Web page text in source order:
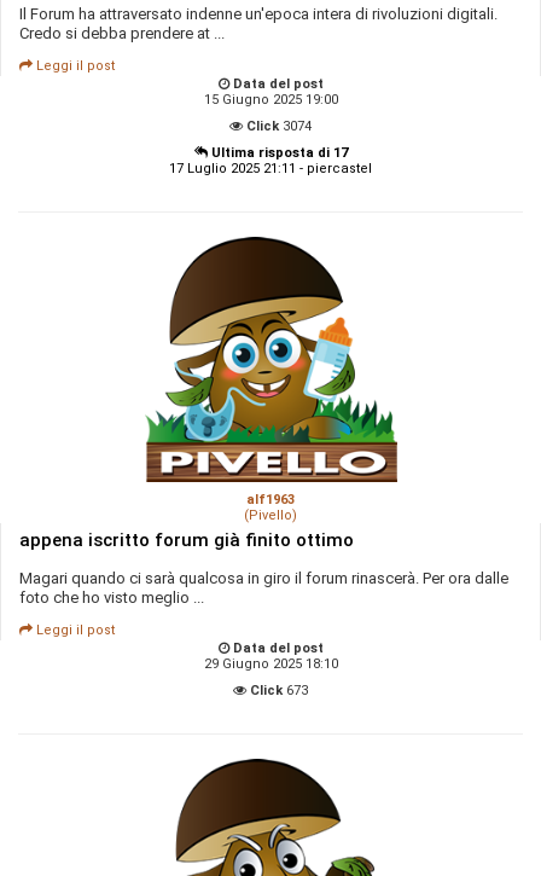
Il Forum ha attraversato indenne un'epoca intera di rivoluzioni digitali.
Credo si debba prendere at ...
Leggi il post
Data del post
15 Giugno 2025 19:00
Click 3074
Ultima risposta di 17
17 Luglio 2025 21:11 - piercastel
alf1963
(Pivello)
appena iscritto forum già finito ottimo
Magari quando ci sarà qualcosa in giro il forum rinascerà. Per ora dalle
foto che ho visto meglio ...
Leggi il post
Data del post
29 Giugno 2025 18:10
Click 673